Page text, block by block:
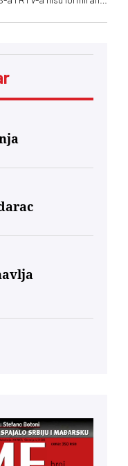
poštovanja zakonskih
servisa